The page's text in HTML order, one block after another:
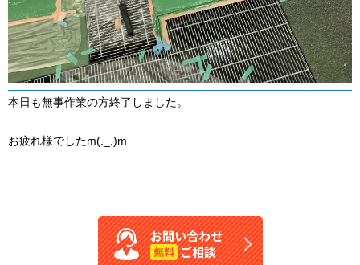
本日も無事作業の方終了しました。
お疲れ様でしたm(._.)m
お問い合わせ
無料 ご相談